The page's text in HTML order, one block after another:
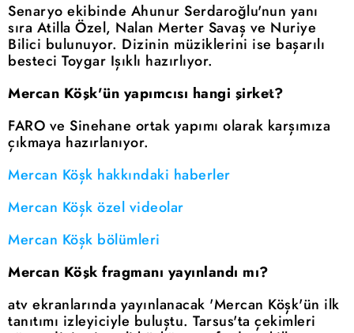
Senaryo ekibinde Ahunur Serdaroğlu'nun yanı
sıra Atilla Özel, Nalan Merter Savaş ve Nuriye
Bilici bulunuyor. Dizinin müziklerini ise başarılı
besteci Toygar Işıklı hazırlıyor.
Mercan Köşk'ün yapımcısı hangi şirket?
FARO ve Sinehane ortak yapımı olarak karşımıza
çıkmaya hazırlanıyor.
Mercan Köşk hakkındaki haberler
Mercan Köşk özel videolar
Mercan Köşk bölümleri
Mercan Köşk fragmanı yayınlandı mı?
atv ekranlarında yayınlanacak 'Mercan Köşk'ün ilk
tanıtımı izleyiciyle buluştu. Tarsus'ta çekimleri